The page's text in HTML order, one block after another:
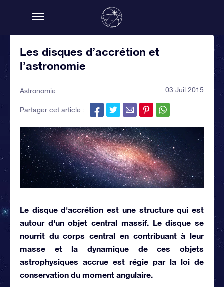
Les disques d’accrétion et
l’astronomie
Astronomie 03 Juil 2015
Partager cet article :
Le disque d'accrétion est une structure qui est
autour d'un objet central massif. Le disque se
nourrit du corps central en contribuant à leur
masse et la dynamique de ces objets
astrophysiques accrue est régie par la loi de
conservation du moment angulaire.